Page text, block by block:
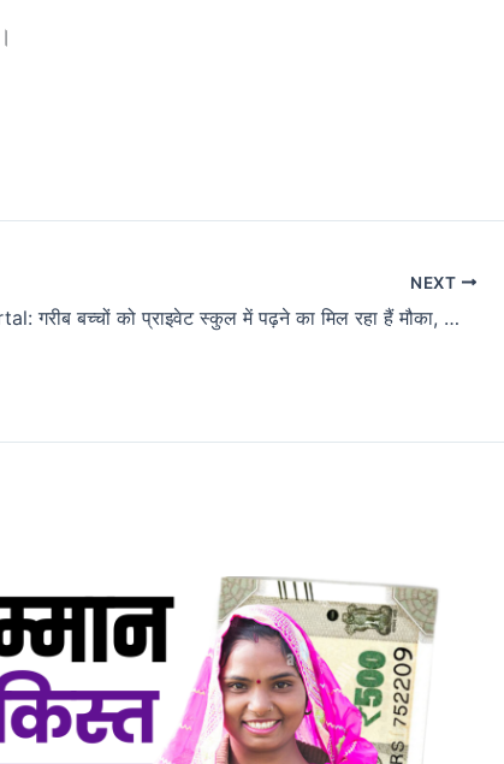
NEXT
Gyandeep Portal: गरीब बच्चों को प्राइवेट स्कुल में पढ़ने का मिल रहा हैं मौका, ज्ञानदीप पोर्टल पर जल्दी से करे आवेदन